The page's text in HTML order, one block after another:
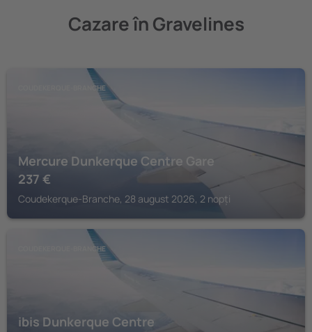
Cazare în Gravelines
COUDEKERQUE-BRANCHE
Mercure Dunkerque Centre Gare
237 €
Coudekerque-Branche, 28 august 2026, 2 nopți
COUDEKERQUE-BRANCHE
ibis Dunkerque Centre